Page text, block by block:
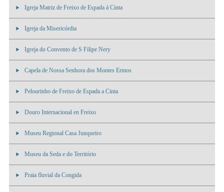
Igreja Matriz de Freixo de Espada á Cinta
Igreja da Misericórdia
Igreja do Convento de S Filipe Nery
Capela de Nossa Senhora dos Montes Ermos
Pelourinho de Freixo de Espada a Cinta
Douro Internacional en Freixo
Museu Regional Casa Junqueiro
Museu da Seda e do Território
Praia fluvial da Congida